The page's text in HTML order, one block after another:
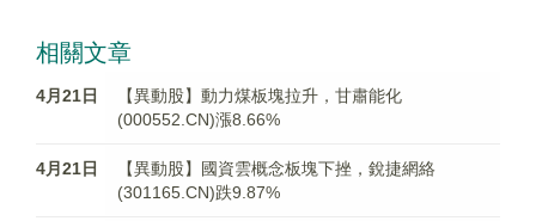
相關文章
4月21日
【異動股】動力煤板塊拉升，甘肅能化
(000552.CN)漲8.66%
4月21日
【異動股】國資雲概念板塊下挫，銳捷網絡
(301165.CN)跌9.87%